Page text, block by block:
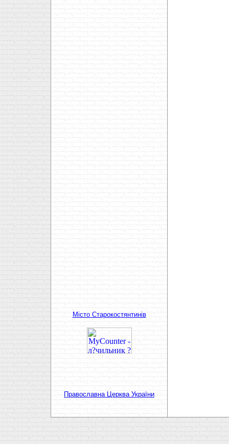
Мiсто Старокостянтинiв
Православна Церква України